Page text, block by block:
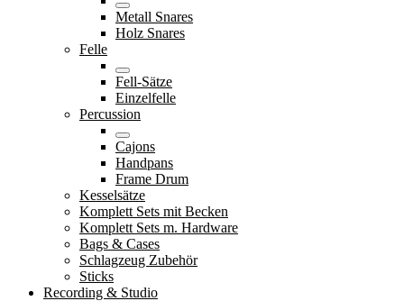
Metall Snares
Holz Snares
Felle
Fell-Sätze
Einzelfelle
Percussion
Cajons
Handpans
Frame Drum
Kesselsätze
Komplett Sets mit Becken
Komplett Sets m. Hardware
Bags & Cases
Schlagzeug Zubehör
Sticks
Recording & Studio